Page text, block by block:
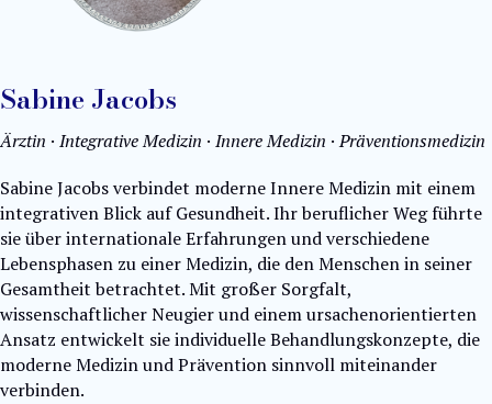
Sabine Jacobs
Ärztin · Integrative Medizin · Innere Medizin · Präventionsmedizin
Sabine Jacobs verbindet moderne Innere Medizin mit einem
integrativen Blick auf Gesundheit. Ihr beruflicher Weg führte
sie über internationale Erfahrungen und verschiedene
Lebensphasen zu einer Medizin, die den Menschen in seiner
Gesamtheit betrachtet. Mit großer Sorgfalt,
wissenschaftlicher Neugier und einem ursachenorientierten
Ansatz entwickelt sie individuelle Behandlungskonzepte, die
moderne Medizin und Prävention sinnvoll miteinander
verbinden.